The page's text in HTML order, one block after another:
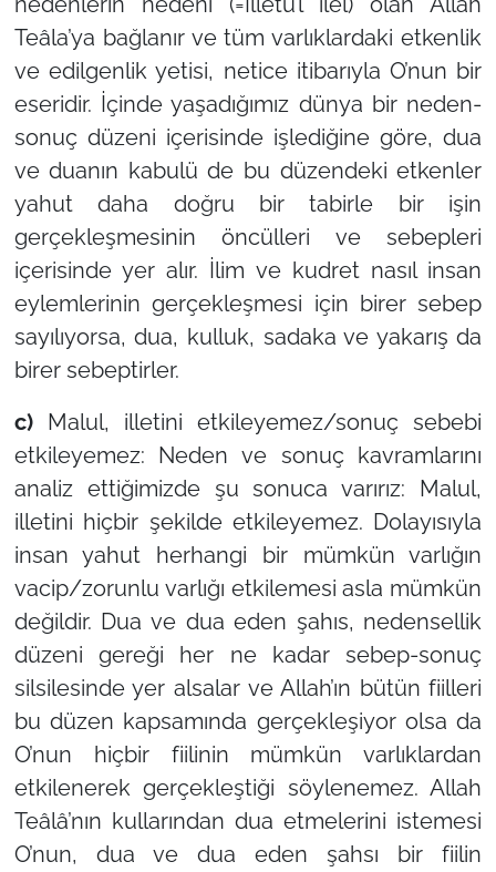
Teâla’ya bağlanır ve tüm varlıklardaki etkenlik
ve edilgenlik yetisi, netice itibarıyla O’nun bir
eseridir. İçinde yaşadığımız dünya bir neden-
sonuç düzeni içerisinde işlediğine göre, dua
ve duanın kabulü de bu düzendeki etkenler
yahut daha doğru bir tabirle bir işin
gerçekleşmesinin öncülleri ve sebepleri
içerisinde yer alır. İlim ve kudret nasıl insan
eylemlerinin gerçekleşmesi için birer sebep
sayılıyorsa, dua, kulluk, sadaka ve yakarış da
birer sebeptirler.
c) Malul, illetini etkileyemez/sonuç sebebi
etkileyemez: Neden ve sonuç kavramlarını
analiz ettiğimizde şu sonuca varırız: Malul,
illetini hiçbir şekilde etkileyemez. Dolayısıyla
insan yahut herhangi bir mümkün varlığın
vacip/zorunlu varlığı etkilemesi asla mümkün
değildir. Dua ve dua eden şahıs, nedensellik
düzeni gereği her ne kadar sebep-sonuç
silsilesinde yer alsalar ve Allah’ın bütün fiilleri
bu düzen kapsamında gerçekleşiyor olsa da
O’nun hiçbir fiilinin mümkün varlıklardan
etkilenerek gerçekleştiği söylenemez. Allah
Teâlâ’nın kullarından dua etmelerini istemesi
O’nun, dua ve dua eden şahsı bir fiilin